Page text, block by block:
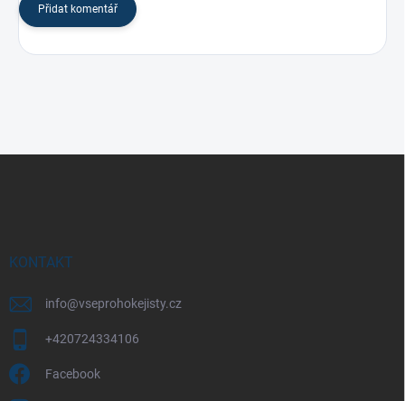
Přidat komentář
KONTAKT
info@vseprohokejisty.cz
+420724334106
Facebook